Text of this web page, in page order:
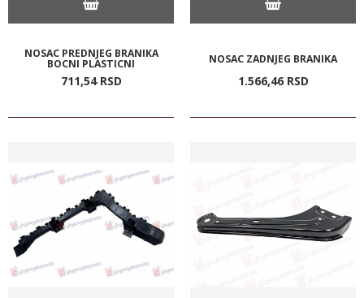
NOSAC PREDNJEG BRANIKA
BOCNI PLASTICNI
711,54 RSD
NOSAC ZADNJEG BRANIKA
1.566,46 RSD